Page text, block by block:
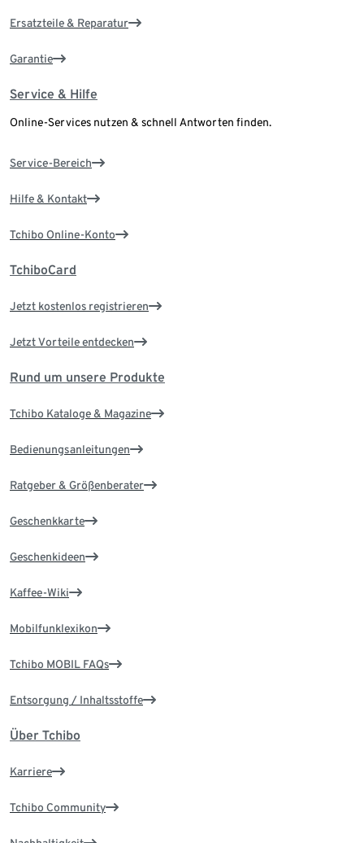
Ersatzteile & Reparatur
Garantie
Service & Hilfe
Online-Services nutzen & schnell Antworten finden.
Service-Bereich
Hilfe & Kontakt
Tchibo Online-Konto
TchiboCard
Jetzt kostenlos registrieren
Jetzt Vorteile entdecken
Rund um unsere Produkte
Tchibo Kataloge & Magazine
Bedienungsanleitungen
Ratgeber & Größenberater
Geschenkkarte
Geschenkideen
Kaffee-Wiki
Mobilfunklexikon
Tchibo MOBIL FAQs
Entsorgung / Inhaltsstoffe
Über Tchibo
Karriere
Tchibo Community